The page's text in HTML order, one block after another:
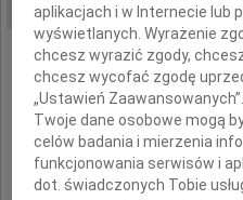
aplikacjach i w Internecie lub
wyświetlanych. Wyrażenie
chcesz wyrazić zgody,
chcesz wycofać zgodę
„Ustawień Zaawansowanych”.
Twoje dane osobowe mogą
celów badania i mierzenia
funkcjonowania serwisów i
dot. świadczonych Tobie